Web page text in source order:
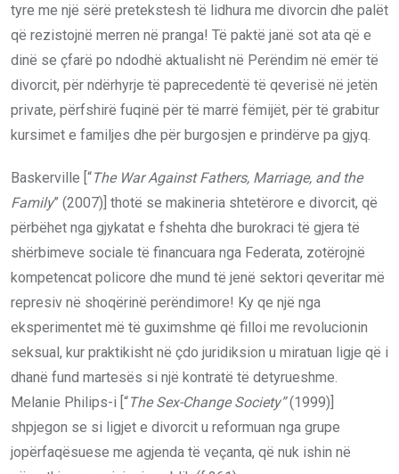
tyre me një sërë pretekstesh të lidhura me divorcin dhe palët
që rezistojnë merren në pranga! Të paktë janë sot ata që e
dinë se çfarë po ndodhë aktualisht në Perëndim në emër të
divorcit, për ndërhyrje të paprecedentë të qeverisë në jetën
private, përfshirë fuqinë për të marrë fëmijët, për të grabitur
kursimet e familjes dhe për burgosjen e prindërve pa gjyq.
Baskerville [“The War Against Fathers, Marriage, and the
Family” (2007)] thotë se makineria shtetërore e divorcit, që
përbëhet nga gjykatat e fshehta dhe burokraci të gjera të
shërbimeve sociale të financuara nga Federata, zotërojnë
kompetencat policore dhe mund të jenë sektori qeveritar më
represiv në shoqërinë perëndimore! Ky qe një nga
eksperimentet më të guximshme që filloi me revolucionin
seksual, kur praktikisht në çdo juridiksion u miratuan ligje që i
dhanë fund martesës si një kontratë të detyrueshme.
Melanie Philips-i [“The Sex-Change Society”(1999)]
shpjegon se si ligjet e divorcit u reformuan nga grupe
jopërfaqësuese me agjenda të veçanta, që nuk ishin në